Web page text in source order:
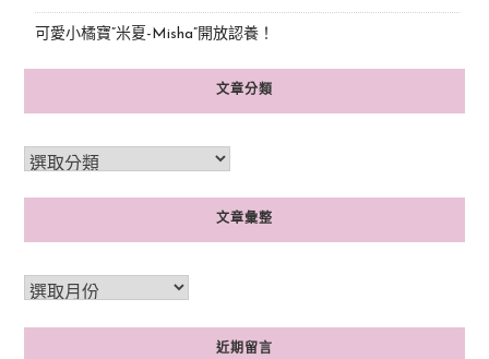
可愛小橘寶”米夏-Misha”開放認養！
文章分類
文章彙整
近期留言